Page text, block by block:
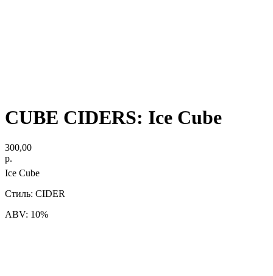
CUBE CIDERS: Ice Cube
300,00
р.
Ice Cube
Стиль: CIDER
ABV: 10%